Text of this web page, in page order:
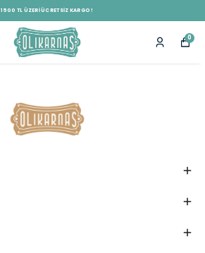
1500 TL ÜZERI ÜCRETSIZ KARGO !
0